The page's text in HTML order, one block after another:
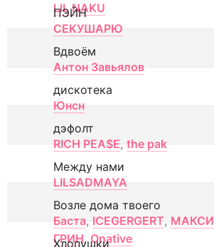
LIL NAKU
ПЭЙН
СЕКУШАРЮ
Вдвоём
Антон Завьялов
дискотека
Юнсн
дэфолт
RICH PEA$E, the pak
Между нами
LILSADMAYA
Возле дома твоего
Баста, ICEGERGERT, МАКСИ
ГРИН, Onative
Хлопушки